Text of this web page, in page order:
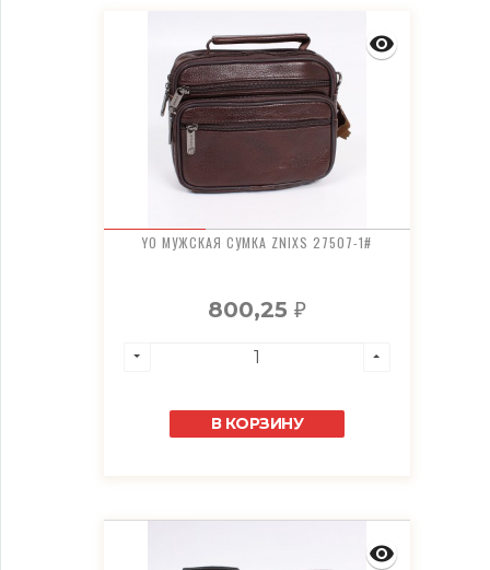
YO МУЖСКАЯ СУМКА ZNIXS 27507-1#
800,25 ₽
В КОРЗИНУ